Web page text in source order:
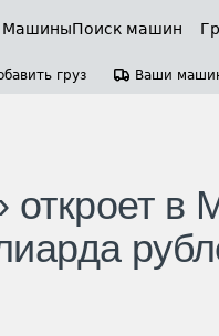
МашиныПоиск машин
груз Ваши
в